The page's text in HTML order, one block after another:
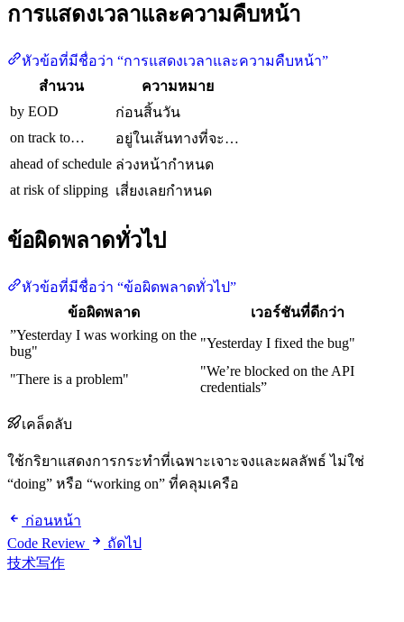
การแสดงเวลาและความคืบหน้า
หัวข้อที่มีชื่อว่า “การแสดงเวลาและความคืบหน้า”
สำนวน
ความหมาย
by EOD
ก่อนสิ้นวัน
on track to…
อยู่ในเส้นทางที่จะ…
ahead of schedule ล่วงหน้ากำหนด
at risk of slipping เสี่ยงเลยกำหนด
ข้อผิดพลาดทั่วไป
หัวข้อที่มีชื่อว่า “ข้อผิดพลาดทั่วไป”
ข้อผิดพลาด
เวอร์ชันที่ดีกว่า
”Yesterday I was working on the
bug"
"Yesterday I fixed the bug"
"There is a problem"
"We’re blocked on the API
credentials”
เคล็ดลับ
ใช้กริยาแสดงการกระทำที่เฉพาะเจาะจงและผลลัพธ์ ไม่ใช่
“doing” หรือ “working on” ที่คลุมเครือ
ก่อนหน้า
Code Review
ถัดไป
技术写作